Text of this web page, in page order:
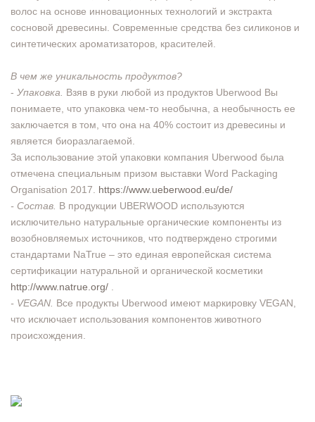
волос на основе инновационных технологий и экстракта
сосновой древесины. Современные средства без силиконов и
синтетических ароматизаторов, красителей.
В чем же уникальность продуктов?
- Упаковка.
Взяв в руки любой из продуктов Uberwood Вы
понимаете, что упаковка чем-то необычна, а необычность ее
заключается в том, что она на 40% состоит из древесины и
является биоразлагаемой.
За использование этой упаковки компания Uberwood была
отмечена специальным призом выставки Word Packaging
Organisation 2017. https://www.ueberwood.eu/de/
- Состав. В продукции UBERWOOD используются
исключительно натуральные органические компоненты из
возобновляемых источников, что подтверждено строгими
стандартами NaTrue – это единая европейская система
сертификации натуральной и органической косметики
http://www.natrue.org/
- VEGAN. Все продукты Uberwood имеют маркировку VEGAN,
что исключает использования компонентов животного
происхождения.